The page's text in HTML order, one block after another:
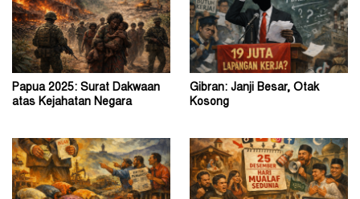
Papua 2025: Surat Dakwaan
atas Kejahatan Negara
Gibran: Janji Besar, Otak
Kosong